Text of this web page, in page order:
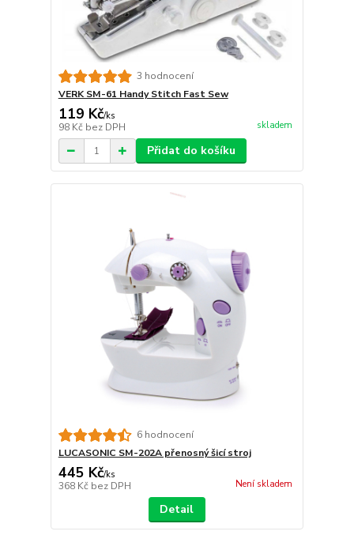
3 hodnocení
VERK SM-61 Handy Stitch Fast Sew
119 Kč/ks
98 Kč bez DPH skladem
Přidat do košíku
6 hodnocení
LUCASONIC SM-202A přenosný šicí stroj
445 Kč/ks
368 Kč bez DPH Není skladem
Detail